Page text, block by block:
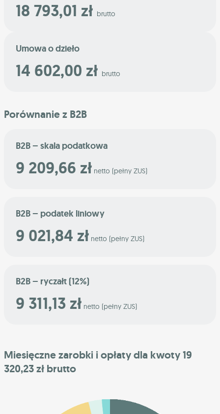
18 793,01 zł brutto
Umowa o dzieło
14 602,00 zł brutto
Porównanie z B2B
B2B – skala podatkowa
9 209,66 zł netto (pełny ZUS)
B2B – podatek liniowy
9 021,84 zł netto (pełny ZUS)
B2B – ryczałt (12%)
9 311,13 zł netto (pełny ZUS)
Miesięczne zarobki i opłaty dla kwoty 19
320,23 zł brutto